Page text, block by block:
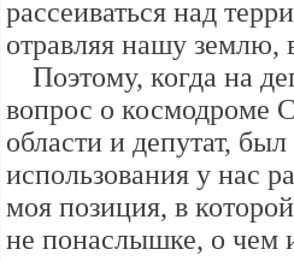
рассеиваться над
отравляя нашу землю,
Поэтому, когда на
вопрос о космодроме
области и депутат,
использования у нас
моя позиция, в
не понаслышке, о чем